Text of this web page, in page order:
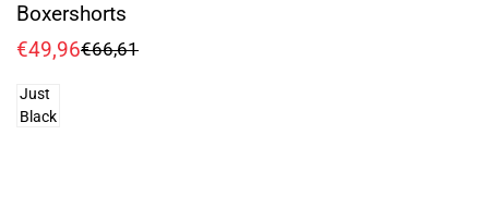
Boxershorts
Sale
price
€49,96
Regular
price
€66,61
Just
Black